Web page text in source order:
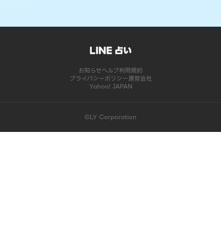
お知らせヘルプ利用規約
プライバシーポリシー運営会社
Yahoo! JAPAN
©LY Corporation
このコンテンツは掲載が終了しました | LINE占い